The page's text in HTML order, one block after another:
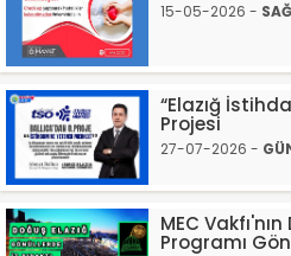
15-05-2026 -
“Elazığ
Projesi
27-07-2026 -
MEC
Programı